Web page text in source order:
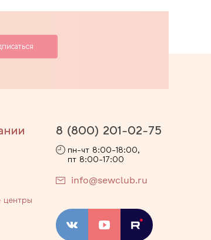
центры
8 (800) 201-02-75
пн-чт 8:00-18:00,
пт 8:00-17:00
info@sewclub.ru